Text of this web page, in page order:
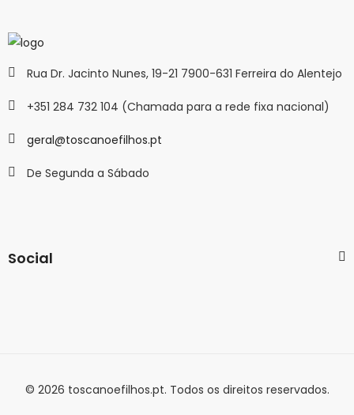
Rua Dr. Jacinto Nunes, 19-21 7900-631 Ferreira do Alentejo
+351 284 732 104 (Chamada para a rede fixa nacional)
geral@toscanoefilhos.pt
De Segunda a Sábado
Social
© 2026 toscanoefilhos.pt. Todos os direitos reservados.